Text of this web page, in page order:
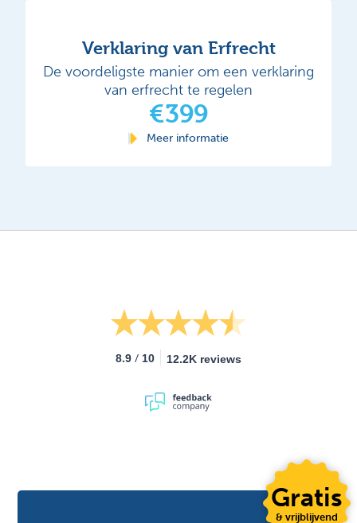
Verklaring van Erfrecht
De voordeligste manier om een verklaring
van erfrecht te regelen
€399
Meer informatie
8.9 / 10 12.2K reviews
Gratis
& vrijblijvend